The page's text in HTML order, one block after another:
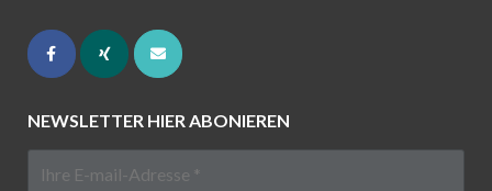
NEWSLETTER HIER ABONIEREN